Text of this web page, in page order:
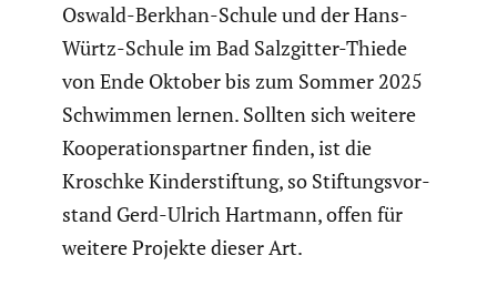
Oswald-Berkhan-Schule und der Hans-
Würtz-Schule im Bad Salzgitter-Thiede
von Ende Oktober bis zum Sommer 2025
Schwimmen lernen. Sollten sich weitere
Koope­ra­ti­ons­partner finden, ist die
Kroschke Kinder­stif­tung, so Stiftungs­vor­
stand Gerd-Ulrich Hartmann, offen für
weitere Projekte dieser Art.